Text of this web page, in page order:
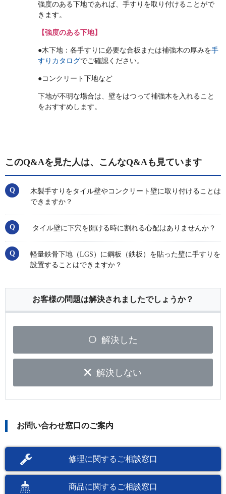
強度のある下地であれば、手すりを取り付けることがで
きます。
【強度のある下地】
●木下地：各手すりに必要な合板または補強木の厚みを手
すりカタログでご確認ください。
●コンクリート下地など
下地が不明な場合は、壁をはつって補強木を入れること
をおすすめします。
このQ&Aを見た人は、こんなQ&Aも見ています
木製手すりをタイル壁やコンクリート壁に取り付けることは
できますか？
タイル壁に下穴を開ける時に割れる心配はありませんか？
軽量鉄骨下地（LGS）に鋼板（鉄板）を貼った壁に手すりを
設置することはできますか？
お客様の問題は解決されましたでしょうか？
解決した
解決しない
お問い合わせ窓口のご案内
修理に関するご相談窓口
商品に関するご相談窓口